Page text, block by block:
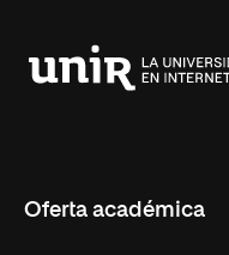
Oferta académica